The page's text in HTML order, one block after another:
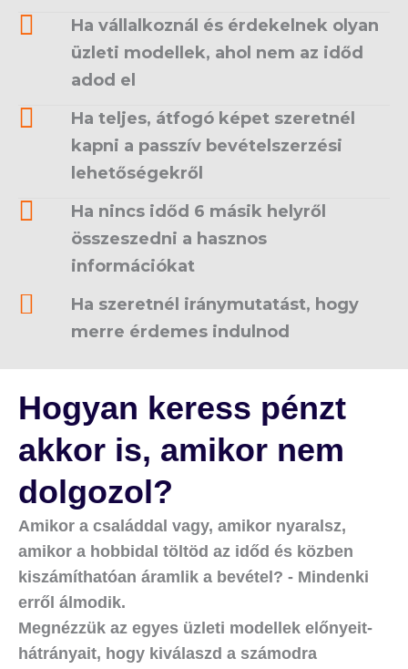
Ha vállalkoznál és érdekelnek olyan
üzleti modellek, ahol nem az időd
adod el
Ha teljes, átfogó képet szeretnél
kapni a passzív bevételszerzési
lehetőségekről
Ha nincs időd 6 másik helyről
összeszedni a hasznos
információkat
Ha szeretnél iránymutatást, hogy
merre érdemes indulnod
Hogyan keress pénzt
akkor is, amikor nem
dolgozol?
Amikor a családdal vagy, amikor nyaralsz,
amikor a hobbidal töltöd az időd és közben
kiszámíthatóan áramlik a bevétel? - Mindenki
erről álmodik.
Megnézzük az egyes üzleti modellek előnyeit-
hátrányait, hogy kiválaszd a számodra